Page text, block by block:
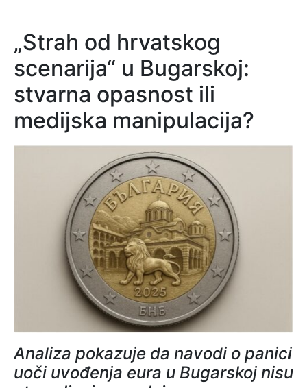
„Strah od hrvatskog
scenarija“ u Bugarskoj:
stvarna opasnost ili
medijska manipulacija?
Analiza pokazuje da navodi o panici
uoči uvođenja eura u Bugarskoj nisu